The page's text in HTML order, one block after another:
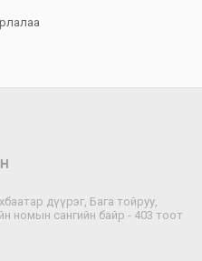
дүүрэг, Бага тойруу,
номын сангийн байр - 403 тоот